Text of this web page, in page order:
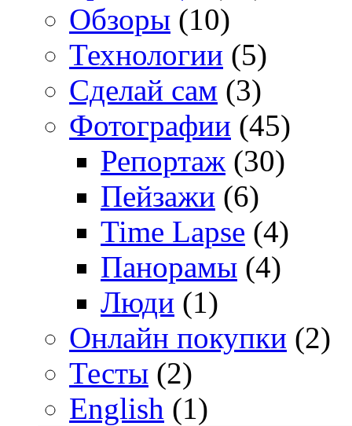
Обзоры (10)
Технологии (5)
Сделай сам (3)
Фотографии (45)
Репортаж (30)
Пейзажи (6)
Time Lapse (4)
Панорамы (4)
Люди (1)
Онлайн покупки (2)
Тесты (2)
English (1)